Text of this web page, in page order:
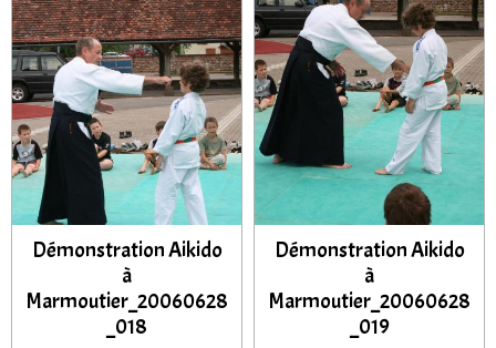
Démonstration Aikido
à
Marmoutier_20060628
_018
Démonstration Aikido
à
Marmoutier_20060628
_019